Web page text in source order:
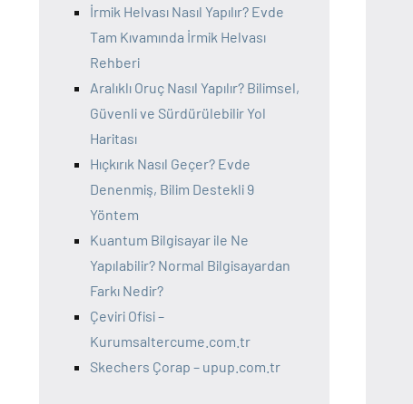
İrmik Helvası Nasıl Yapılır? Evde
Tam Kıvamında İrmik Helvası
Rehberi
Aralıklı Oruç Nasıl Yapılır? Bilimsel,
Güvenli ve Sürdürülebilir Yol
Haritası
Hıçkırık Nasıl Geçer? Evde
Denenmiş, Bilim Destekli 9
Yöntem
Kuantum Bilgisayar ile Ne
Yapılabilir? Normal Bilgisayardan
Farkı Nedir?
Çeviri Ofisi –
Kurumsaltercume.com.tr
Skechers Çorap – upup.com.tr